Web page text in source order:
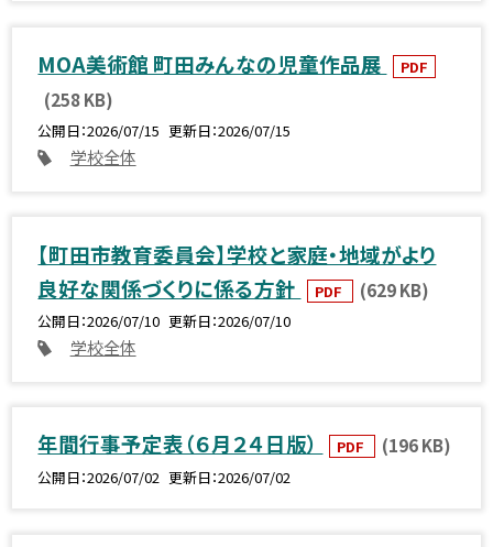
MOA美術館 町田みんなの児童作品展 PDF
(258 KB)
公開日 2026/07/15 更新日 2026/07/15
学校全体
【町田市教育委員会】学校と家庭・地域がより
良好な関係づくりに係る方針
PDF (629 KB)
公開日 2026/07/10 更新日 2026/07/10
学校全体
年間行事予定表（６月２４日版） PDF (196 KB)
公開日 2026/07/02 更新日 2026/07/02